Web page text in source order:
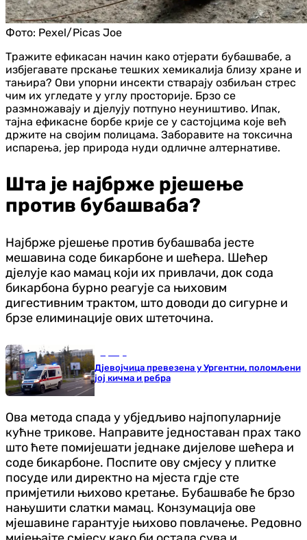
Фото: Pexel/Picas Joe
Тражите ефикасан начин како отјерати бубашвабе, а
избјегавате прскање тешких хемикалија близу хране и
тањира? Ови упорни инсекти стварају озбиљан стрес
чим их угледате у углу просторије. Брзо се
размножавају и дјелују потпуно неуништиво. Ипак,
тајна ефикасне борбе крије се у састојцима које већ
држите на својим полицама. Заборавите на токсична
испарења, јер природа нуди одличне алтернативе.
Шта је најбрже рјешење
против бубашваба?
Најбрже рјешење против бубашваба јесте
мешавина соде бикарбоне и шећера. Шећер
дјелује као мамац који их привлачи, док сода
бикарбона бурно реагује са њиховим
дигестивним трактом, што доводи до сигурне и
брзе елиминације ових штеточина.
Дјевојчица превезена у Ургентни, поломљени
јој кичма и ребра
Ова метода спада у убједљиво најпопуларније
кућне трикове. Направите једноставан прах тако
што ћете помијешати једнаке дијелове шећера и
соде бикарбоне. Поспите ову смјесу у плитке
посуде или директно на мјеста гдје сте
примјетили њихово кретање. Бубашвабе ће брзо
нањушити слатки мамац. Конзумација ове
мјешавине гарантује њихово повлачење. Редовно